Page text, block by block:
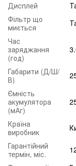
Дисплей
Фільтр що
миється
Час
заряджання
(год)
Габарити (Д/Ш/
В)
Ємність
акумулятора
(мАг)
Країна
виробник
Гарантійний
термін, міс.